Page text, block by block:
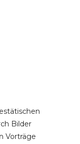
Bilder
Vorträge